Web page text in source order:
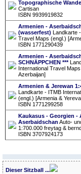
Topographische
Cartisan
ISBN 9939919832
Armenien -
(wasserfest) Landkarte
Travel Maps (engl.)
ISBN 1771290439
Armenien -
SCHNÄPPCHEN ***
International Travel
Azerbaijan]
Armenien & Jerewan
Landkarte - ITMB
(engl.) [Armenia &
ISBN 1771299258
Kaukasus - Georgien -
Aserbaidschan Auto-
1:700.000 freytag &
ISBN 3707924173
Dieser Sitzball ...